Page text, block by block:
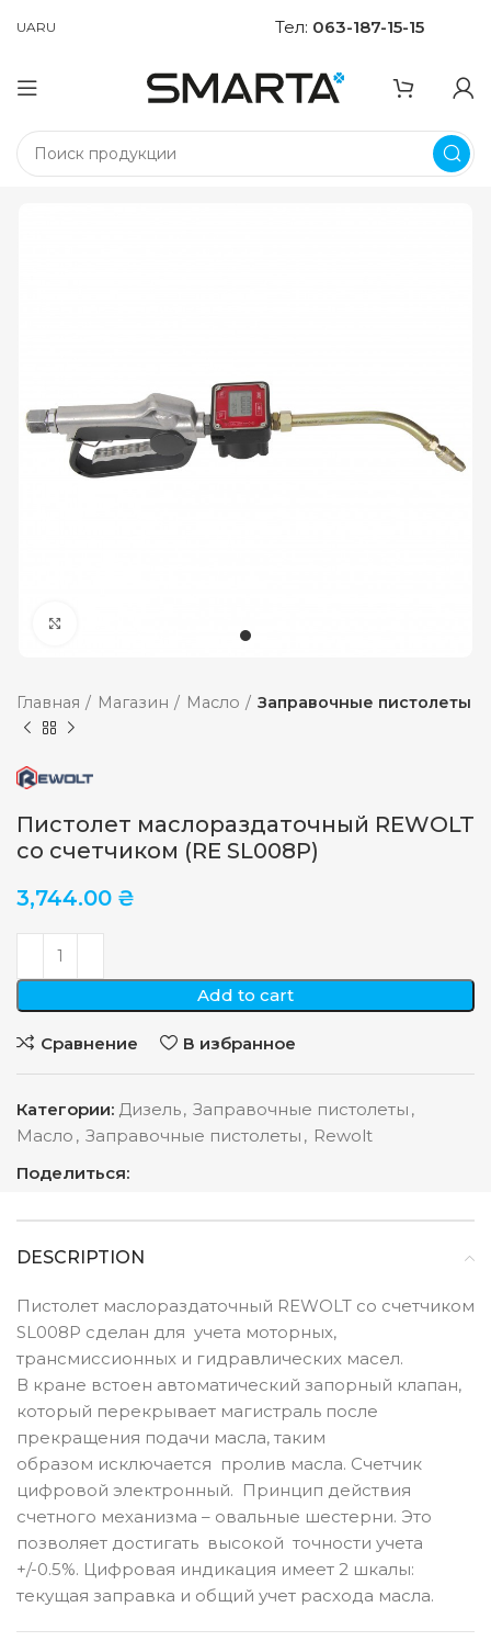
UARU Тел: 063-187-15-15
Главная Магазин Масло Заправочные пистолеты
Пистолет маслораздаточный REWOLT
со счетчиком (RE SL008P)
3,744.00 ₴
Add to cart
Сравнение В избранное
Категории: Дизель, Заправочные пистолеты ,
Масло , Заправочные пистолеты , Rewolt
Поделиться:
DESCRIPTION
Пистолет маслораздаточный REWOLT со счетчиком
SL008P сделан для учета моторных,
трансмиссионных и гидравлических масел.
В кране встоен автоматический запорный клапан,
который перекрывает магистраль после
прекращения подачи масла, таким
образом исключается пролив масла. Счетчик
цифровой электронный. Принцип действия
счетного механизма – овальные шестерни. Это
позволяет достигать высокой точности учета
+/-0.5%. Цифровая индикация имеет 2 шкалы:
текущая заправка и общий учет расхода масла.